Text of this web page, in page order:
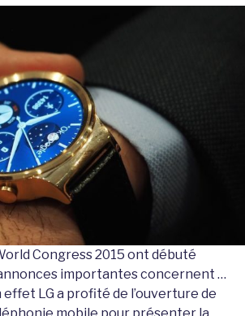
Congress 2015 ont débuté
importantes concernent …
LG a profité de l’ouverture de